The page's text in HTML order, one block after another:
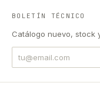
BOLETÍN TÉCNICO
Catálogo nuevo, stock